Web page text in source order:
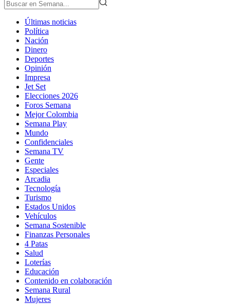
Últimas noticias
Política
Nación
Dinero
Deportes
Opinión
Impresa
Jet Set
Elecciones 2026
Foros Semana
Mejor Colombia
Semana Play
Mundo
Confidenciales
Semana TV
Gente
Especiales
Arcadia
Tecnología
Turismo
Estados Unidos
Vehículos
Semana Sostenible
Finanzas Personales
4 Patas
Salud
Loterías
Educación
Contenido en colaboración
Semana Rural
Mujeres